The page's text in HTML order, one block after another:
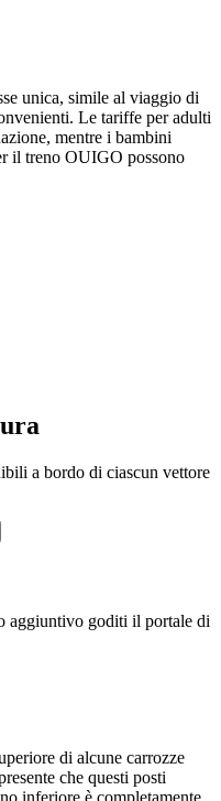
unica, simile al viaggio di
Le tariffe per adulti
mentre i bambini
il treno OUIGO possono
a bordo di ciascun vettore
aggiuntivo goditi il portale di
di alcune carrozze
che questi posti